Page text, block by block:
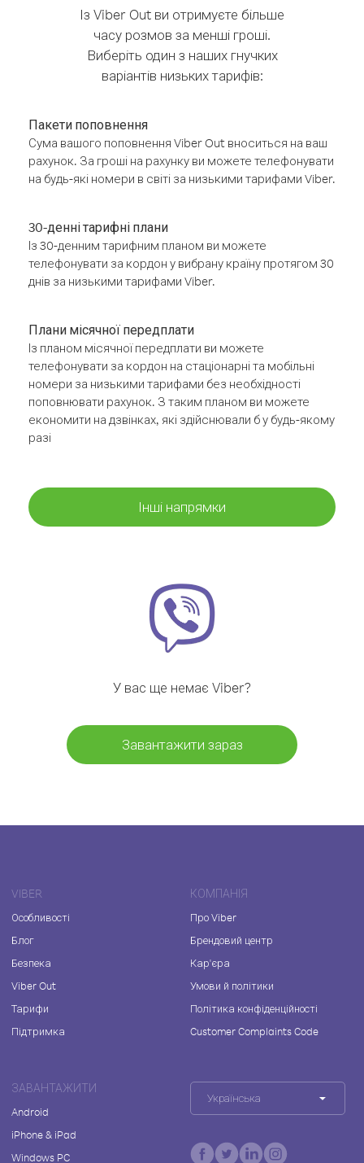
Із Viber Out ви отримуєте більше
часу розмов за менші гроші.
Виберіть один з наших гнучких
варіантів низьких тарифів:
Пакети поповнення
Сума вашого поповнення Viber Out вноситься на ваш
рахунок. За гроші на рахунку ви можете телефонувати
на будь-які номери в світі за низькими тарифами Viber.
30-денні тарифні плани
Із 30-денним тарифним планом ви можете
телефонувати за кордон у вибрану країну протягом 30
днів за низькими тарифами Viber.
Плани місячної передплати
Із планом місячної передплати ви можете
телефонувати за кордон на стаціонарні та мобільні
номери за низькими тарифами без необхідності
поповнювати рахунок. З таким планом ви можете
економити на дзвінках, які здійснювали б у будь-якому
разі
Інші напрямки
У вас ще немає Viber?
Завантажити зараз
VIBER
Особливості
Блог
Безпека
Viber Out
Тарифи
Підтримка
КОМПАНІЯ
Про Viber
Брендовий центр
Кар'єра
Умови й політики
Політика конфіденційності
Customer Complaints Code
ЗАВАНТАЖИТИ
Android
iPhone & iPad
Windows PC
Українська